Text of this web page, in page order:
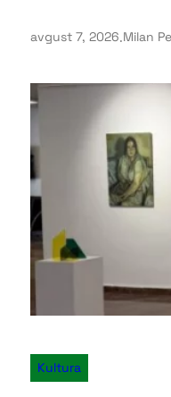
avgust 7, 2026.Milan
Kultura